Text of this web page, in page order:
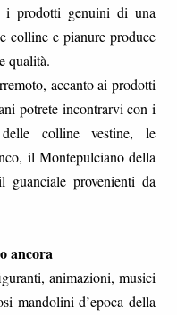
i prodotti genuini di una
colline e pianure produce
qualità.
accanto ai prodotti
potrete incontrarvi con i
colline vestine, le
il Montepulciano della
provenienti da
ancora
animazioni, musici
mandolini d’epoca della